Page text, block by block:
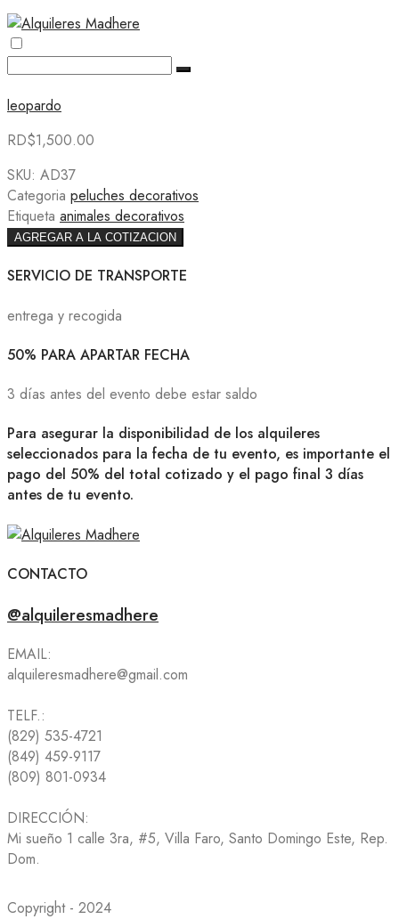
leopardo
RD$1,500.00
SKU: AD37
Categoria peluches decorativos
Etiqueta animales decorativos
AGREGAR A LA COTIZACION
SERVICIO DE TRANSPORTE
entrega y recogida
50% PARA APARTAR FECHA
3 días antes del evento debe estar saldo
Para asegurar la disponibilidad de los alquileres
seleccionados para la fecha de tu evento, es importante el
pago del 50% del total cotizado y el pago final 3 días
antes de tu evento.
CONTACTO
@alquileresmadhere
EMAIL:
alquileresmadhere@gmail.com
TELF.:
(829) 535-4721
(849) 459-9117
(809) 801-0934
DIRECCIÓN:
Mi sueño 1 calle 3ra, #5, Villa Faro, Santo Domingo Este, Rep.
Dom.
Copyright - 2024